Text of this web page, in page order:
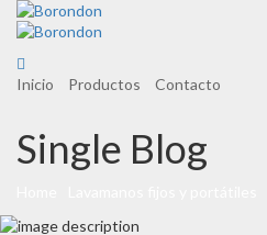
Inicio Productos Contacto
Single Blog